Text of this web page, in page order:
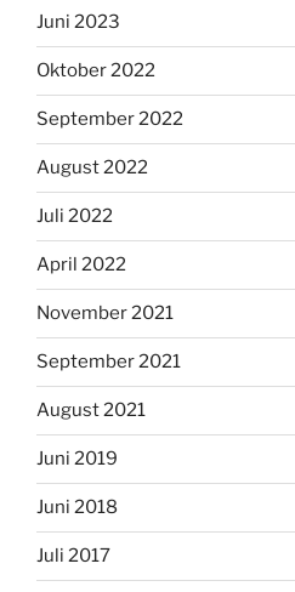
Juni 2023
Oktober 2022
September 2022
August 2022
Juli 2022
April 2022
November 2021
September 2021
August 2021
Juni 2019
Juni 2018
Juli 2017